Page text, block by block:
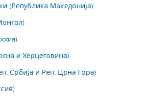
(Република Македонија)
и Херцеговина)
Србија и Реп. Црна Гора)